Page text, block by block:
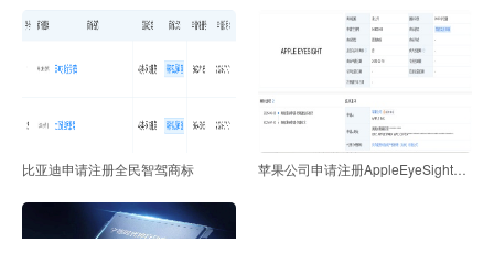
比亚迪申请注册全民智驾商标 苹果公司申请注册AppleEyeSight商标